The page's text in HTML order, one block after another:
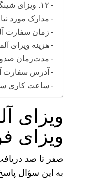
۱۲. ویزای شینگن آلمان برای همسر
مدارک مورد
زمان سفارت
هزینه ویزای
مدت‌زمان
آدرس سفارت
ساعت کاری
ویزای
ویزای
صفر تا صد
به این سؤال